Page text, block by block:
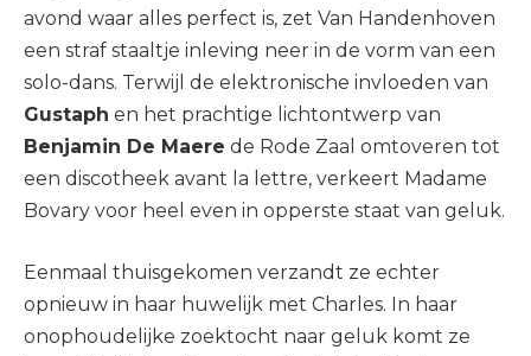
avond waar alles perfect is, zet Van Handenhoven
een straf staaltje inleving neer in de vorm van een
solo-dans. Terwijl de elektronische invloeden van
Gustaph en het prachtige lichtontwerp van
Benjamin De Maere de Rode Zaal omtoveren tot
een discotheek avant la lettre, verkeert Madame
Bovary voor heel even in opperste staat van geluk.
Eenmaal thuisgekomen verzandt ze echter
opnieuw in haar huwelijk met Charles. In haar
onophoudelijke zoektocht naar geluk komt ze